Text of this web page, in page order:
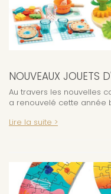
NOUVEAUX JOUETS
Au travers les nouvelles
a renouvelé cette année
Lire la suite >